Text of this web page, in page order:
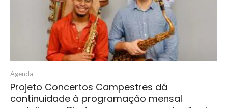
Agenda
Projeto Concertos Campestres dá
continuidade à programação mensal